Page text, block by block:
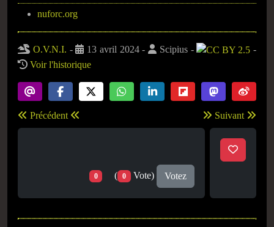
nuforc.org
O.V.N.I. - 13 avril 2024- Scipius-
-
Voir l'historique
Précédent Suivant
0 ( 0 Vote) Votez